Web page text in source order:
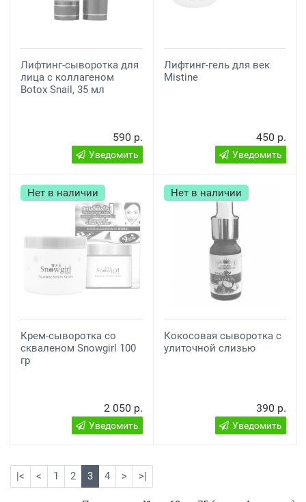
Лифтинг-сыворотка для
лица с коллагеном
Botox Snail, 35 мл
590 р.
Уведомить
Лифтинг-гель для век
Mistine
450 р.
Уведомить
Нет в наличии
Крем-сыворотка со
скваленом Snowgirl 100
гр
2 050 р.
Уведомить
Нет в наличии
Кокосовая сыворотка с
улиточной слизью
390 р.
Уведомить
|< < 1 2 3 4 > >|